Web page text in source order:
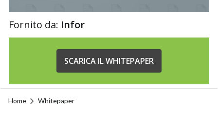
Fornito da: Infor
SCARICA IL WHITEPAPER
Home Whitepaper